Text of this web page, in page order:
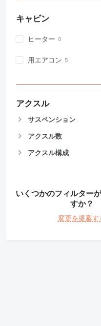
キャビン
ヒーター
用エアコン
アクスル
サスペンション
アクスル数
アクスル構成
いくつかのフィルター
すか？
変更を提案す